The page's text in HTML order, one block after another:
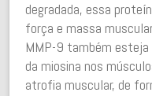
degradada, essa
força e massa
MMP-9 também
da miosina nos
atrofia muscular, de